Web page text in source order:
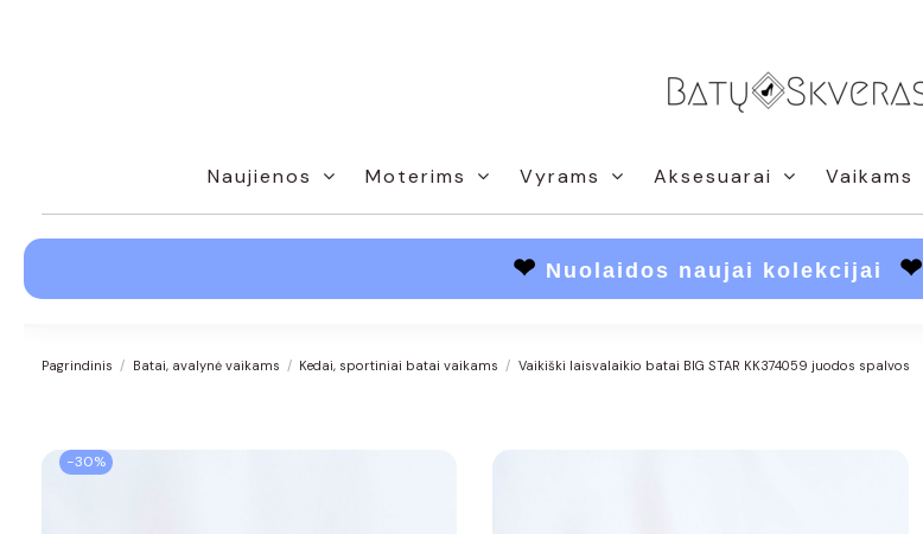
Naujienos Moterims Vyrams Aksesuarai Vaikams
❤ Nuolaidos naujai kolekcijai ❤
Pagrindinis Batai, avalynė vaikams Kedai, sportiniai batai vaikams Vaikiški laisvalaikio batai BIG STAR KK374059 juodos spalvos
−30%